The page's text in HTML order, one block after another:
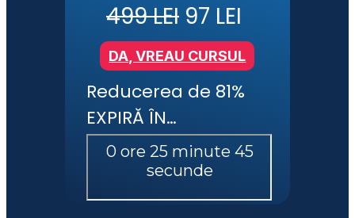
DA, VREAU CURSUL
499 LEI 97 LEI
Reducerea de 81%
EXPIRĂ ÎN…